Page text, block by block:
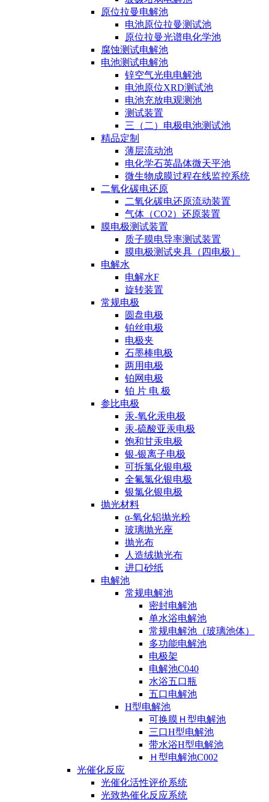
原位拉曼电解池
电池原位拉曼测试池
原位拉曼光谱电化学池
腐蚀测试电解池
电池测试电解池
锌空气光电电解池
电池原位XRD测试池
电池充放电观测池
测试装置
三（二）电极电池测试池
精品定制
薄层流动池
电化学石英晶体微天平池
微生物成膜过程在线监控系统
二氧化碳电还原
二氧化碳电还原流动装置
气体（CO2）还原装置
膜电极测试装置
质子膜电导率测试装置
膜电极测试夹具（四电极）
电解水
电解水F
旋转装置
常规电极
圆盘电极
铂丝电极
电极夹
石墨棒电极
两用电极
铂网电极
铂 片 电 极
参比电极
汞-氧化汞电极
汞-硫酸亚汞电极
饱和甘汞电极
银-银离子电极
可拆氯化银电极
全氟氯化银电极
银氯化银电极
抛光材料
α-氧化铝抛光粉
玻璃抛光座
抛光布
人造绒抛光布
进口砂纸
电解池
常规电解池
密封电解池
单水浴电解池
常规电解池（玻璃池体）
多功能电解池
电极架
电解池C040
水浴五口瓶
五口电解池
H型电解池
可换膜Ｈ型电解池
三口H型电解池
带水浴H型电解池
Ｈ型电解池C002
光催化反应
光催化活性评价系统
光致热催化反应系统